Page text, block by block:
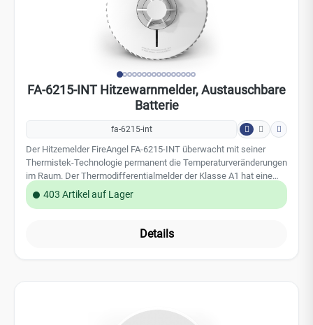
fa-6215-int
Der Hitzemelder FireAngel FA-6215-INT überwacht mit seiner
Thermistek-Technologie permanent die Temperaturveränderungen
im Raum. Der Thermodifferentialmelder der Klasse A1 hat eine
auswechselbaren Batterien ist eine Wartung kinderleicht und
schnell. Der Melder ist besonders geeignet für Räume mit
kritischen Umgebungsbedingungen, da er resistent gegen Staub,
Batterien Thermistek-Technologie große Test-/Stummschalttaste
Selbstüberwachung und Störungsanzeige modernes Design
Technische Daten: Thermodifferential-Melder der Klasse A1
Ansprechtemperatur: 54°C bis 65°C geprüft nach BS 5446-2:2003
lauter Alarmgeber 85 dB universelle Montageplatte mit optionaler
Diebstahlsicherung 5 Jahre Herstellergarantie der FireAngel
Safety Technology Limited
403 Artikel auf Lager
Details
FA-6629S-EUX10 Ultra-Slim 10-Jahres-